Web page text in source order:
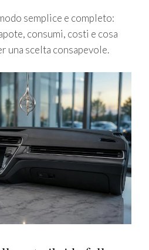
semplice e completo:
consumi, costi e cosa
una scelta consapevole.